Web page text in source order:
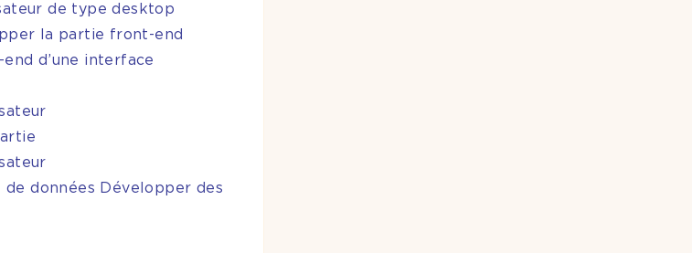
de type desktop
la partie front-end
d’une interface
données Développer des